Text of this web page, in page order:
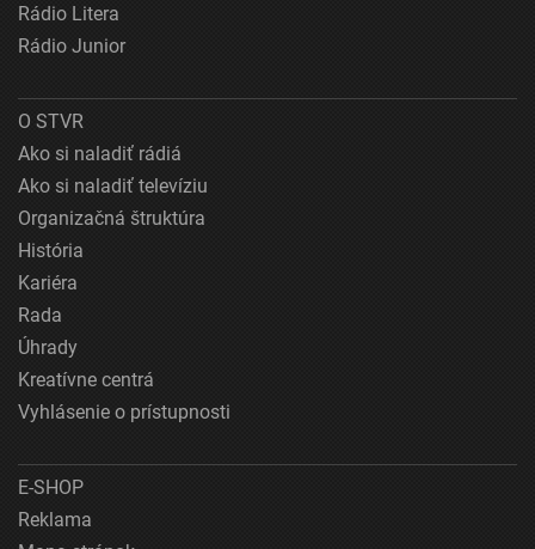
Rádio Litera
Rádio Junior
O STVR
Ako si naladiť rádiá
Ako si naladiť televíziu
Organizačná štruktúra
História
Kariéra
Rada
Úhrady
Kreatívne centrá
Vyhlásenie o prístupnosti
E-SHOP
Reklama